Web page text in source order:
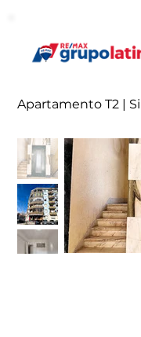
Apartamento T2 |